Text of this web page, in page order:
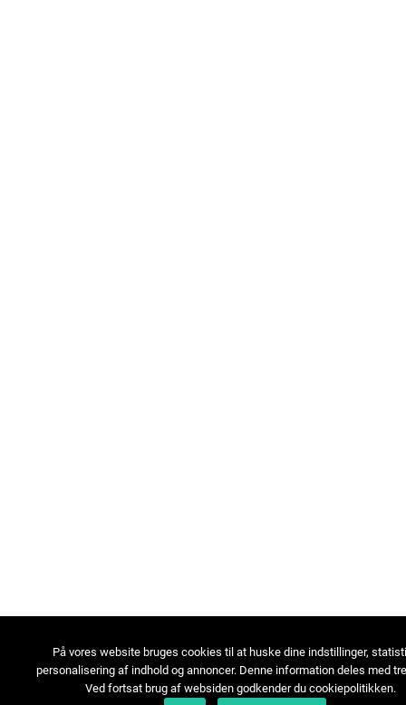
På vores website bruges cookies til at huske dine indstillinger,
personalisering af indhold og annoncer. Denne information deles med
Ved fortsat brug af websiden godkender du cookiepolitikken.